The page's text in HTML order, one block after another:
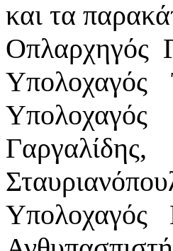
και τα
Οπλαρχηγός
Υπολοχαγός
Υπολοχαγός